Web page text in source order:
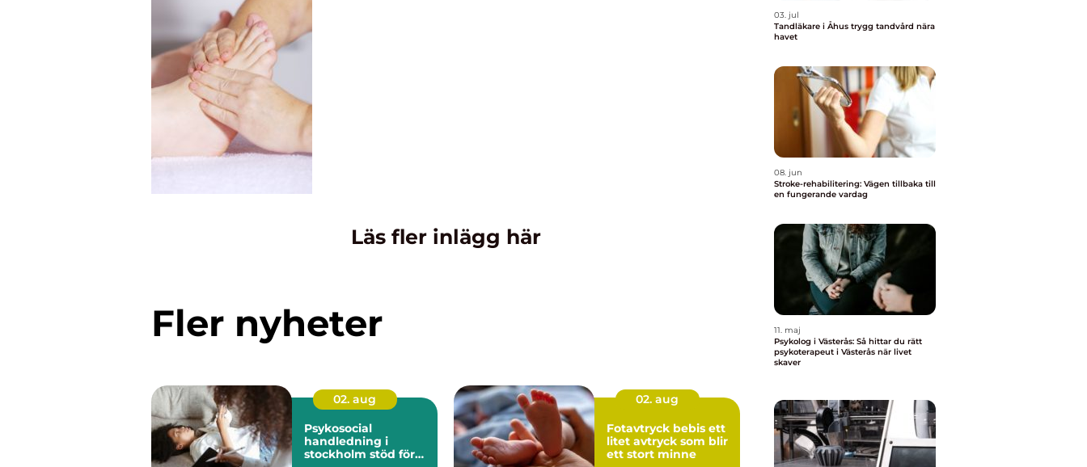
Läs fler inlägg här
Fler nyheter
02. aug
Psykosocial
handledning i
stockholm stöd för
02. aug
Fotavtryck bebis ett
litet avtryck som blir
ett stort minne
03. jul
Tandläkare i Åhus trygg tandvård nära
havet
08. jun
Stroke-rehabilitering: Vägen tillbaka till
en fungerande vardag
11. maj
Psykolog i Västerås: Så hittar du rätt
psykoterapeut i Västerås när livet
skaver